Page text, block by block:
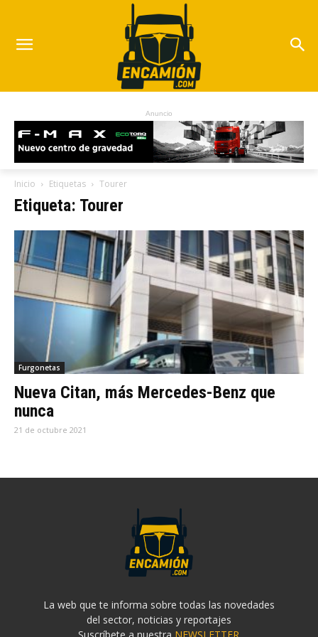
Anuncio
Inicio Etiquetas Tourer
Etiqueta: Tourer
Furgonetas
Nueva Citan, más Mercedes-Benz que
nunca
21 de octubre 2021
La web que te informa sobre todas las novedades
del sector, noticias y reportajes